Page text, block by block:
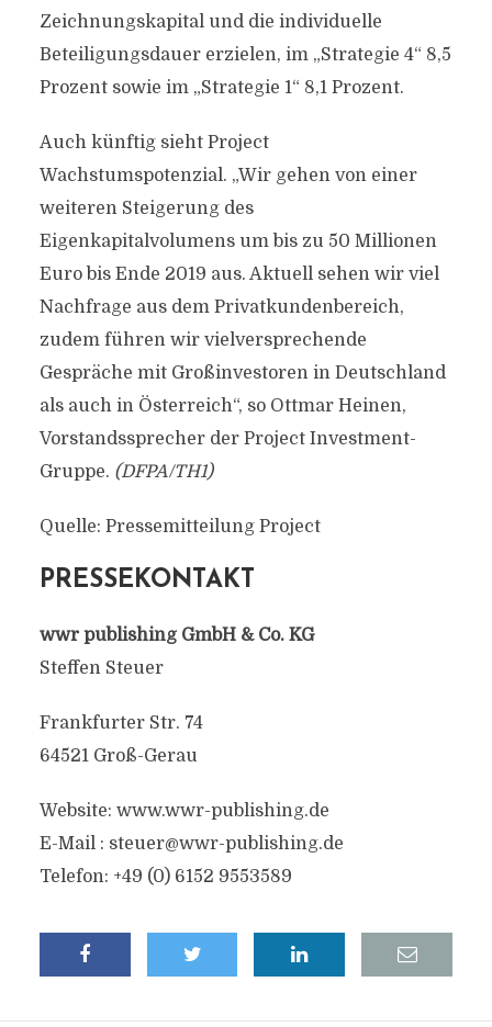
Zeichnungskapital und die individuelle
Beteiligungsdauer erzielen, im „Strategie 4“ 8,5
Prozent sowie im „Strategie 1“ 8,1 Prozent.
Auch künftig sieht Project
Wachstumspotenzial. „Wir gehen von einer
weiteren Steigerung des
Eigenkapitalvolumens um bis zu 50 Millionen
Euro bis Ende 2019 aus. Aktuell sehen wir viel
Nachfrage aus dem Privatkundenbereich,
zudem führen wir vielversprechende
Gespräche mit Großinvestoren in Deutschland
als auch in Österreich“, so Ottmar Heinen,
Vorstandssprecher der Project Investment-
Gruppe. (DFPA/TH1)
Quelle: Pressemitteilung Project
PRESSEKONTAKT
wwr publishing GmbH & Co. KG
Steffen Steuer
Frankfurter Str. 74
64521 Groß-Gerau
Website: www.wwr-publishing.de
E-Mail : steuer@wwr-publishing.de
Telefon: +49 (0) 6152 9553589